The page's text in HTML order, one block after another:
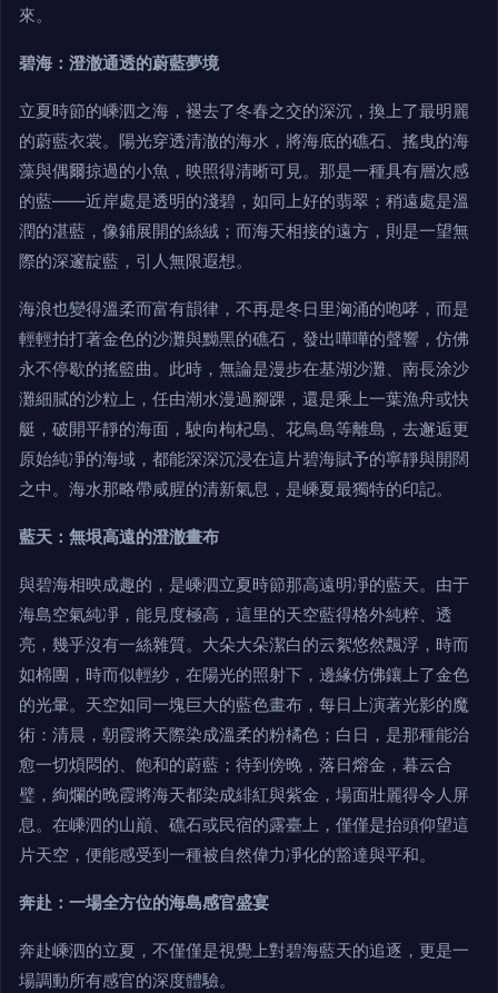
來。
碧海：澄澈通透的蔚藍夢境
立夏時節的嵊泗之海，褪去了冬春之交的深沉，換上了最明麗
的蔚藍衣裳。陽光穿透清澈的海水，將海底的礁石、搖曳的海
藻與偶爾掠過的小魚，映照得清晰可見。那是一種具有層次感
的藍——近岸處是透明的淺碧，如同上好的翡翠；稍遠處是溫
潤的湛藍，像鋪展開的絲絨；而海天相接的遠方，則是一望無
際的深邃靛藍，引人無限遐想。
海浪也變得溫柔而富有韻律，不再是冬日里洶涌的咆哮，而是
輕輕拍打著金色的沙灘與黝黑的礁石，發出嘩嘩的聲響，仿佛
永不停歇的搖籃曲。此時，無論是漫步在基湖沙灘、南長涂沙
灘細膩的沙粒上，任由潮水漫過腳踝，還是乘上一葉漁舟或快
艇，破開平靜的海面，駛向枸杞島、花鳥島等離島，去邂逅更
原始純凈的海域，都能深深沉浸在這片碧海賦予的寧靜與開闊
之中。海水那略帶咸腥的清新氣息，是嵊夏最獨特的印記。
藍天：無垠高遠的澄澈畫布
與碧海相映成趣的，是嵊泗立夏時節那高遠明凈的藍天。由于
海島空氣純凈，能見度極高，這里的天空藍得格外純粹、透
亮，幾乎沒有一絲雜質。大朵大朵潔白的云絮悠然飄浮，時而
如棉團，時而似輕紗，在陽光的照射下，邊緣仿佛鑲上了金色
的光暈。天空如同一塊巨大的藍色畫布，每日上演著光影的魔
術：清晨，朝霞將天際染成溫柔的粉橘色；白日，是那種能治
愈一切煩悶的、飽和的蔚藍；待到傍晚，落日熔金，暮云合
璧，絢爛的晚霞將海天都染成緋紅與紫金，場面壯麗得令人屏
息。在嵊泗的山巔、礁石或民宿的露臺上，僅僅是抬頭仰望這
片天空，便能感受到一種被自然偉力凈化的豁達與平和。
奔赴：一場全方位的海島感官盛宴
奔赴嵊泗的立夏，不僅僅是視覺上對碧海藍天的追逐，更是一
場調動所有感官的深度體驗。